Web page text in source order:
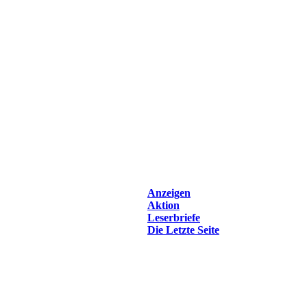
Anzeigen
Aktion
Leserbriefe
Die Letzte Seite